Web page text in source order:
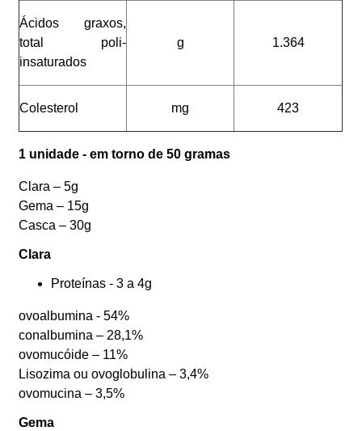
Ácidos graxos,
total poli-
insaturados
g 1.364
Colesterol mg 423
1 unidade - em torno de 50 gramas
Clara – 5g
Gema – 15g
Casca – 30g
Clara
Proteínas - 3 a 4g
ovoalbumina - 54%
conalbumina – 28,1%
ovomucóide – 11%
Lisozima ou ovoglobulina – 3,4%
ovomucina – 3,5%
Gema